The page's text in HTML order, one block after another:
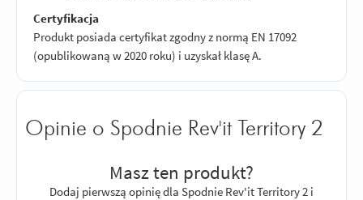
Certyfikacja
Produkt posiada certyfikat zgodny z normą EN 17092
(opublikowaną w 2020 roku) i uzyskał klasę A.
Opinie o Spodnie Rev'it Territory 2
Masz ten produkt?
Dodaj pierwszą opinię dla Spodnie Rev'it Territory 2 i